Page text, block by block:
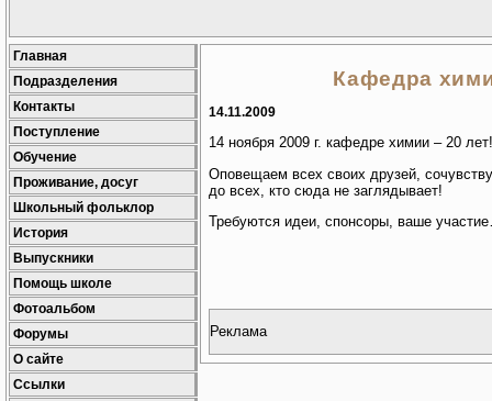
Главная
Подразделения
Контакты
Поступление
Обучение
Проживание, досуг
Школьный фольклор
История
Выпускники
Помощь школе
Фотоальбом
Форумы
О сайте
Ссылки
Кафедра
14.11.2009
14 ноября 2009 г. кафедре химии – 20 лет!
Оповещаем всех своих друзей,
до всех, кто сюда не заглядывает!
Требуются идеи, спонсоры, ваше
Реклама